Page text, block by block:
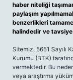
haber niteliği
paylaşım
benzerlikleri
halindedir ve
Sitemiz, 5651 Sayılı
Kurumu (BTK)
vermektedir. Bu
veya araştırma